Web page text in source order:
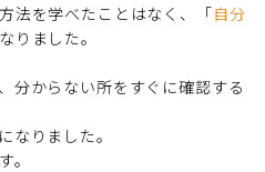
法を学べたことはなく、「自分
りました。
分からない所をすぐに確認する
なりました。
。